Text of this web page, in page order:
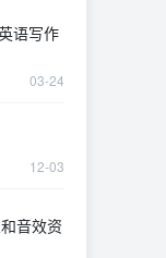
语写作
03-24
12-03
音效资